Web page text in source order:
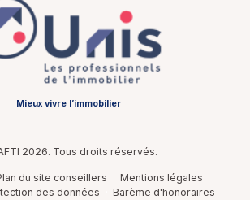
Mieux vivre l’immobilier
2026. Tous droits réservés.
du site conseillers
Mentions légales
des données
Barème d'honoraires